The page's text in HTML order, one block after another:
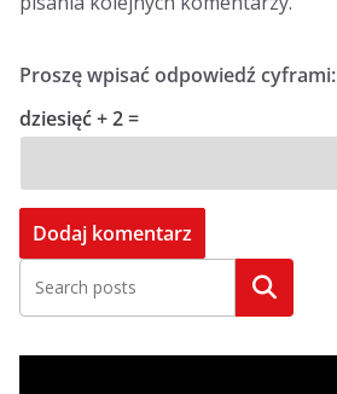
Proszę wpisać odpowiedź cyframi:
dziesięć + 2 =
Szukaj